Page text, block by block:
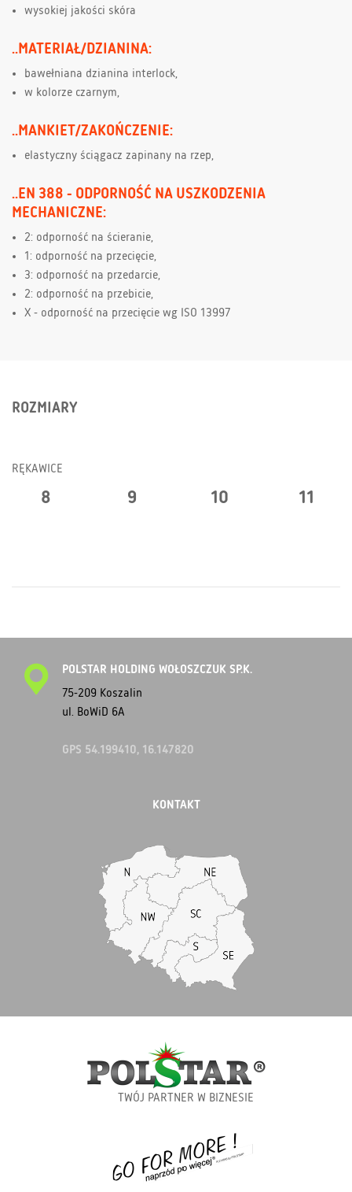
wysokiej jakości skóra
..MATERIAŁ/DZIANINA:
bawełniana dzianina interlock,
w kolorze czarnym,
..MANKIET/ZAKOŃCZENIE:
elastyczny ściągacz zapinany na rzep,
..EN 388 - ODPORNOŚĆ NA USZKODZENIA
MECHANICZNE:
2: odporność na ścieranie,
1: odporność na przecięcie,
3: odporność na przedarcie,
2: odporność na przebicie,
X - odporność na przecięcie wg ISO 13997
ROZMIARY
RĘKAWICE
8 9 10 11
POLSTAR HOLDING WOŁOSZCZUK SP.K.
75-209 Koszalin
ul. BoWiD 6A
GPS 54.199410, 16.147820
KONTAKT
TWÓJ PARTNER W BIZNESIE